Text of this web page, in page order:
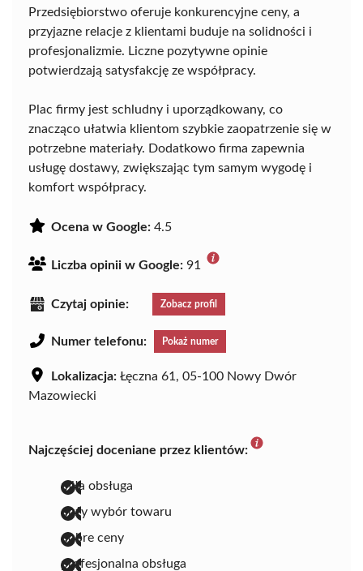
Przedsiębiorstwo oferuje konkurencyjne ceny, a
przyjazne relacje z klientami buduje na solidności i
profesjonalizmie. Liczne pozytywne opinie
potwierdzają satysfakcję ze współpracy.
Plac firmy jest schludny i uporządkowany, co
znacząco ułatwia klientom szybkie zaopatrzenie się w
potrzebne materiały. Dodatkowo firma zapewnia
usługę dostawy, zwiększając tym samym wygodę i
komfort współpracy.
Ocena w Google: 4.5
Liczba opinii w Google: 91
Czytaj opinie: Zobacz profil
Numer telefonu: Pokaż numer
Lokalizacja: Łęczna 61, 05-100 Nowy Dwór
Mazowiecki
Najczęściej doceniane przez klientów:
miła obsługa
duży wybór towaru
dobre ceny
profesjonalna obsługa